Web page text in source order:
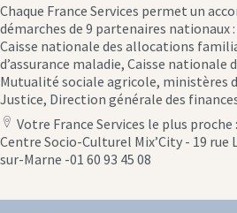
Chaque France Services permet un
démarches de 9 partenaires nationaux
Caisse nationale des allocations
d’assurance maladie, Caisse nationale
Mutualité sociale agricole, ministères
Justice, Direction générale des
location
icon
Votre France Services le plus proche :
Centre Socio-Culturel Mix’City - 19 rue
sur-Marne -01 60 93 45 08